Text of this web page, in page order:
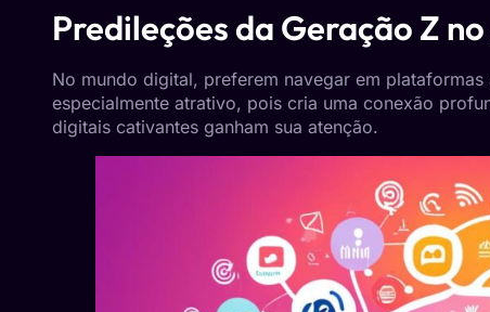
Predileções da Geração Z
No mundo digital, preferem navegar em
especialmente atrativo, pois cria uma conexão
digitais cativantes ganham sua atenção.